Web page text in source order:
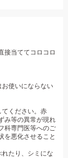
接当ててコロコロ
使いにならない
ください。赤
み等の異常が現れ
科専門医等へのご
を悪化させること
たり、シミにな